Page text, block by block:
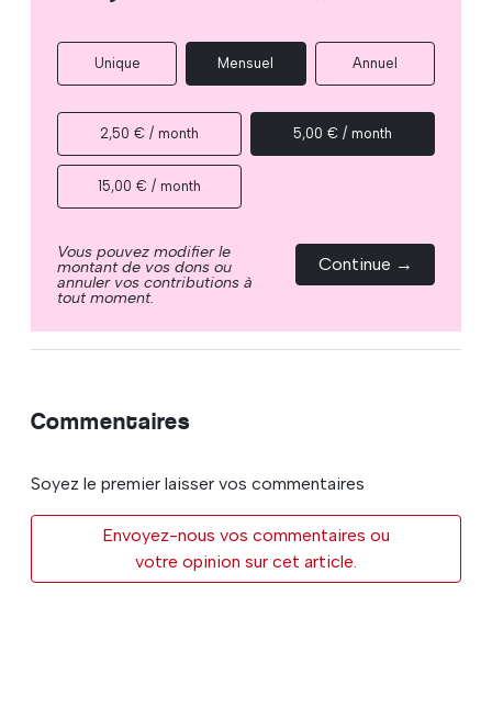
Unique Mensuel Annuel
2,50 € / month 5,00 € / month
15,00 € / month
Vous pouvez modifier le
montant de vos dons ou
annuler vos contributions à
tout moment.
Continue →
Commentaires
Soyez le premier laisser vos commentaires
Envoyez-nous vos commentaires ou
votre opinion sur cet article.